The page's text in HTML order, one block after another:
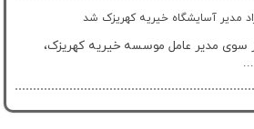
مدیر آسایشگاه خیریه کهریزک شد
مدیر عامل موسسه خیریه کهریزک،